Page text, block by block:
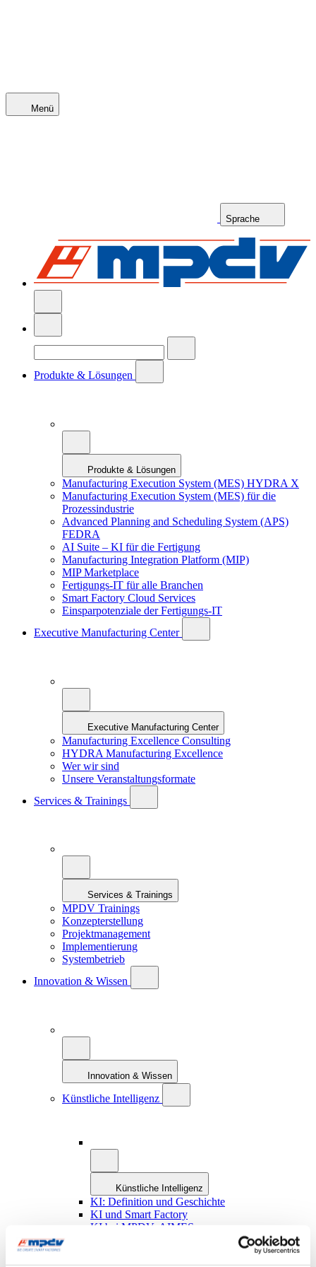
Menü
Sprache
Produkte & Lösungen
Produkte & Lösungen
Manufacturing Execution System (MES) HYDRA X
Manufacturing Execution System (MES) für die
Prozessindustrie
Advanced Planning and Scheduling System (APS)
FEDRA
AI Suite – KI für die Fertigung
Manufacturing Integration Platform (MIP)
MIP Marketplace
Fertigungs-IT für alle Branchen
Smart Factory Cloud Services
Einsparpotenziale der Fertigungs-IT
Executive Manufacturing Center
Executive Manufacturing Center
Manufacturing Excellence Consulting
HYDRA Manufacturing Excellence
Wer wir sind
Unsere Veranstaltungsformate
Services & Trainings
Services & Trainings
MPDV Trainings
Konzepterstellung
Projektmanagement
Implementierung
Systembetrieb
Innovation & Wissen
Innovation & Wissen
Künstliche Intelligenz
Künstliche Intelligenz
KI: Definition und Geschichte
KI und Smart Factory
KI bei MPDV: AIMES
Zukunftskonzept MES 4.0